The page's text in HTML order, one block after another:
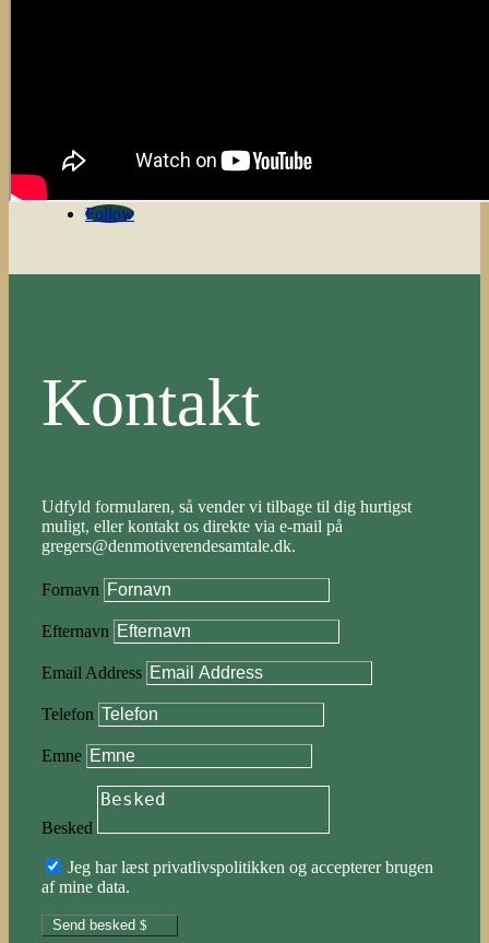
Cvr nr.: 28574738
Follow
Kontakt
Udfyld formularen, så vender vi tilbage til dig hurtigst
muligt, eller kontakt os direkte via e-mail på
gregers@denmotiverendesamtale.dk.
Fornavn
Efternavn
Email Address
Telefon
Emne
Besked
Jeg har læst privatlivspolitikken og accepterer brugen
af mine data.
Send besked